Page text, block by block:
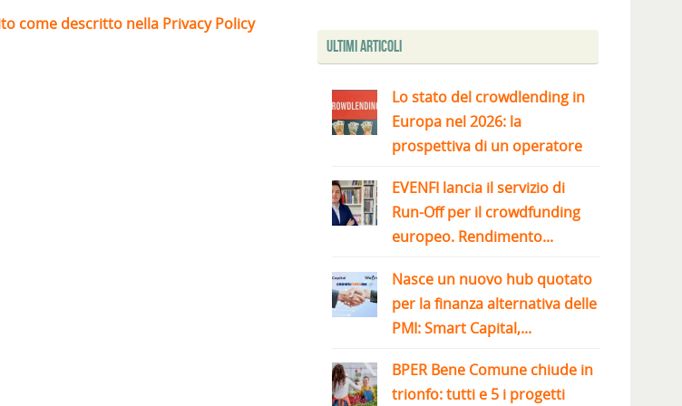
come descritto nella Privacy Policy
Ultimi articoli
Lo stato del crowdlending in
Europa nel 2026: la
prospettiva di un operatore
EVENFI lancia il servizio di
Run-Off per il crowdfunding
europeo. Rendimento...
Nasce un nuovo hub quotato
per la finanza alternativa delle
PMI: Smart Capital,...
BPER Bene Comune chiude in
trionfo: tutti e 5 i progetti